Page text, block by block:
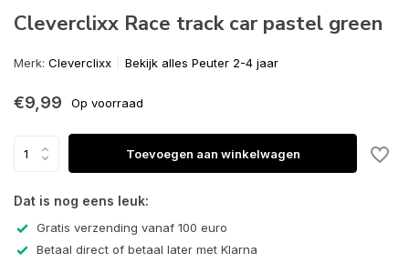
Cleverclixx Race track car pastel green
Merk: Cleverclixx Bekijk alles Peuter 2-4 jaar
€9,99 Op voorraad
Toevoegen aan winkelwagen
Dat is nog eens leuk:
Gratis verzending vanaf 100 euro
Betaal direct of betaal later met Klarna